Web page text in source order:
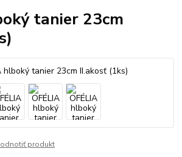
tanier 23cm
produkt